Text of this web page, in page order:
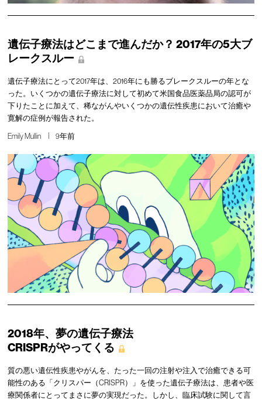
遺伝子療法はどこまで進んだか？ 2017年の5大ブ
レークスルー
遺伝子療法にとって2017年は、2016年にも勝るブレークスルーの年とな
った。いくつかの遺伝子療法に対して初めて米国食品医薬品局の認可が
下りたことに加えて、稀ながんやいくつかの遺伝性疾患において治癒や
寛解の症例が報告された。
Emily Mullin 9年前
2018年、夢の遺伝子療法
CRISPRがやってくる
質の悪い遺伝性疾患やがんを、たった一回の注射や注入で治癒できる可
能性のある「クリスパー（CRISPR）」を使った遺伝子療法は、患者や医
療関係者にとってまさに夢の実現だった。しかし、臨床試験に関して言